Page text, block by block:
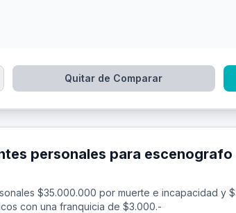
Quitar de Comparar
personales para escenografo
$35.000.000 por muerte e incapacidad y
con una franquicia de $3.000.-